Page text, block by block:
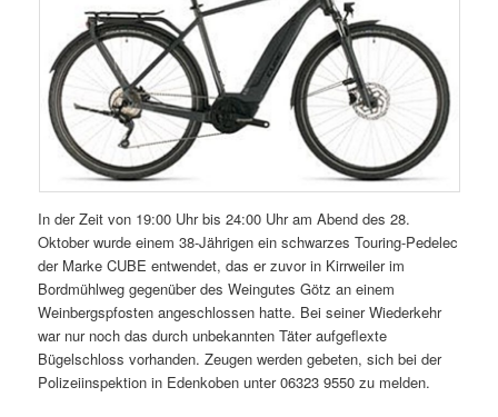
In der Zeit von 19:00 Uhr bis 24:00 Uhr am Abend des 28.
Oktober wurde einem 38-Jährigen ein schwarzes Touring-Pedelec
der Marke CUBE entwendet, das er zuvor in Kirrweiler im
Bordmühlweg gegenüber des Weingutes Götz an einem
Weinbergspfosten angeschlossen hatte. Bei seiner Wiederkehr
war nur noch das durch unbekannten Täter aufgeflexte
Bügelschloss vorhanden. Zeugen werden gebeten, sich bei der
Polizeiinspektion in Edenkoben unter 06323 9550 zu melden.